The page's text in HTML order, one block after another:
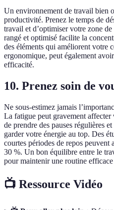
Un environnement de travail bien
productivité. Prenez le temps de
travail et d’optimiser votre zone
rangé et optimisé facilite la
des éléments qui améliorent votre
ergonomique, peut également
efficacité.
10. Prenez soin de
Ne sous-estimez jamais
La fatigue peut gravement
de prendre des pauses régulières
garder votre énergie au top. Des
courtes périodes de repos
30 %. Un bon équilibre entre le
pour maintenir une routine
📺 Ressource Vidéo